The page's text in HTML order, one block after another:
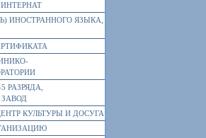
ИНОСТРАННОГО ЯЗЫКА,
РАЗРЯДА,
КУЛЬТУРЫ И ДОСУГА